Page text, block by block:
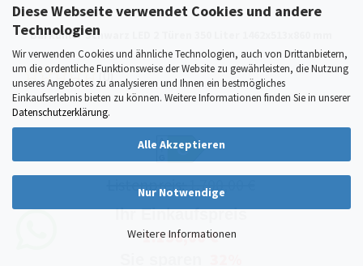
Diese Webseite verwendet Cookies und andere
Technologien
Wir verwenden Cookies und ähnliche Technologien, auch von Drittanbietern,
um die ordentliche Funktionsweise der Website zu gewährleisten, die Nutzung
unseres Angebotes zu analysieren und Ihnen ein bestmögliches
Einkaufserlebnis bieten zu können. Weitere Informationen finden Sie in unserer
Datenschutzerklärung.
Alle Akzeptieren
Nur Notwendige
Weitere Informationen
Barkühler Schwarz LED 2 Türen 350 Liter 1462x513x860 mm
(0)
AC
Listenpreis: 1.700,00 €
Ihr Einkaufspreis
1.156,00 €